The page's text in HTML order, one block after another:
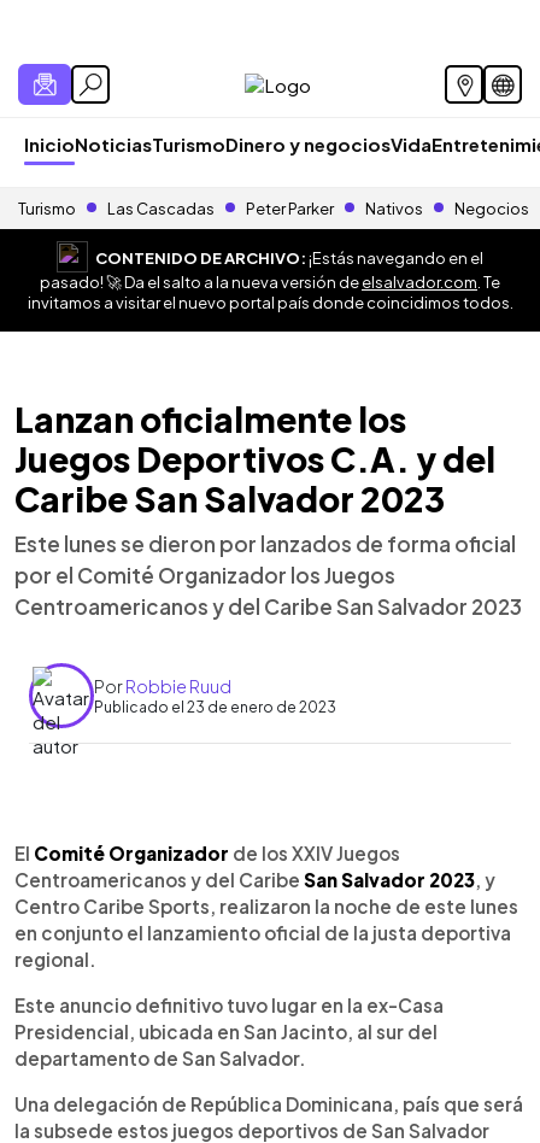
InicioNoticiasTurismoDinero y negociosVida
Turismo Las Cascadas Peter Parker Nativos Negocios
CONTENIDO DE ARCHIVO:¡Estás navegando en el
pasado! 🚀 Da el salto a la nueva versión deelsalvador.com . Te
invitamos a visitar el nuevo portal país donde coincidimos todos.
Lanzan oficialmente los
Juegos Deportivos C.A. y del
Caribe San Salvador 2023
Este lunes se dieron por lanzados de forma oficial
por el Comité Organizador los Juegos
Centroamericanos y del Caribe San Salvador 2023
PorRobbie Ruud
Publicado el 23 de enero de 2023
► Escuchar artículo
El Comité Organizador de los XXIV Juegos
Centroamericanos y del Caribe San Salvador 2023, y
Centro Caribe Sports, realizaron la noche de este lunes
en conjunto el lanzamiento oficial de la justa deportiva
regional.
Este anuncio definitivo tuvo lugar en la ex-Casa
Presidencial, ubicada en San Jacinto, al sur del
departamento de San Salvador.
Una delegación de República Dominicana, país que será
la subsede estos juegos deportivos de San Salvador